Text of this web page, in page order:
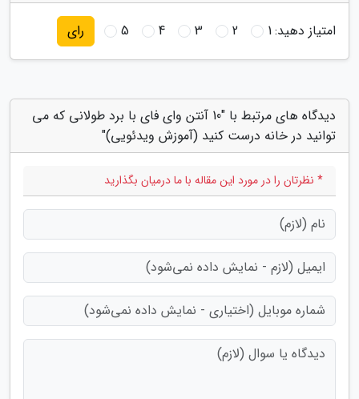
امتیاز دهید:1
2
3
4
5 رای
دیدگاه های مرتبط با "10 آنتن وای فای با برد طولانی که می
توانید در خانه درست کنید (آموزش ویدئویی)"
* نظرتان را در مورد این مقاله با ما درمیان بگذارید